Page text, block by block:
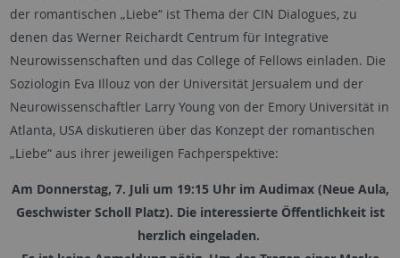
der romantischen „Liebe“ ist Thema der CIN Dialogues, zu
denen das Werner Reichardt Centrum für Integrative
Neurowissenschaften und das College of Fellows einladen. Die
Soziologin Eva Illouz von der Universität Jersualem und der
Neurowissenschaftler Larry Young von der Emory Universität in
Atlanta, USA diskutieren über das Konzept der romantischen
„Liebe“ aus ihrer jeweiligen Fachperspektive:
Am Donnerstag, 7. Juli um 19:15 Uhr im Audimax (Neue Aula,
Geschwister Scholl Platz). Die interessierte Öffentlichkeit ist
herzlich eingeladen.